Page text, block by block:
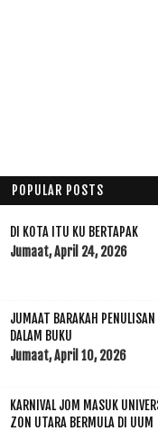
POPULAR POSTS
DI KOTA ITU KU BERTAPAK
Jumaat, April 24, 2026
JUMAAT BARAKAH PENULISAN
DALAM BUKU
Jumaat, April 10, 2026
KARNIVAL JOM MASUK
ZON UTARA BERMULA DI UUM